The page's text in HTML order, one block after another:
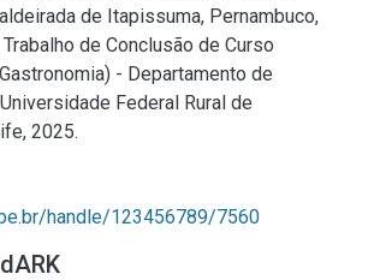
de Itapissuma, Pernambuco,
de Conclusão de Curso
- Departamento de
Federal Rural de
2025.
handle/123456789/7560